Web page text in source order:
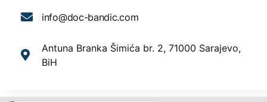
info@doc-bandic.com
Antuna Branka Šimića br. 2, 71000 Sarajevo,
BiH